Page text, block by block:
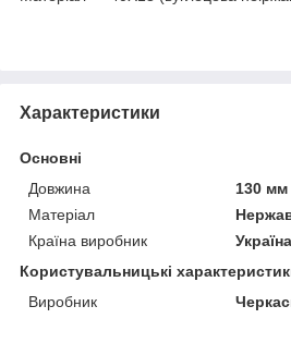
Характеристики
Основні
Довжина
130 мм
Матеріал
Країна виробник
Україна
Користувальницькі
Виробник